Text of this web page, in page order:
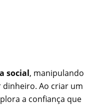
social, manipulando
Ao criar um
a confiança que